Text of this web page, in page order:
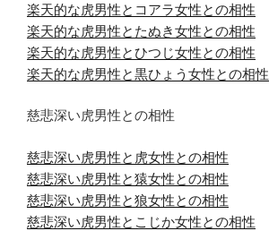
楽天的な虎男性とコアラ女性との相性
楽天的な虎男性とたぬき女性との相性
楽天的な虎男性とひつじ女性との相性
楽天的な虎男性と黒ひょう女性との相性
慈悲深い虎男性との相性
慈悲深い虎男性と虎女性との相性
慈悲深い虎男性と猿女性との相性
慈悲深い虎男性と狼女性との相性
慈悲深い虎男性とこじか女性との相性